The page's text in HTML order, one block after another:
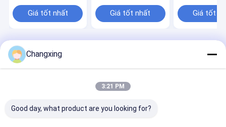
Giá tốt nhất Giá tốt nhất Giá tốt
2026 Guangdong Changxing Printing Service Co., Ltd.. All Rights
Reserved.
Changxing
3:21 PM
Good day, what product are you looking for?